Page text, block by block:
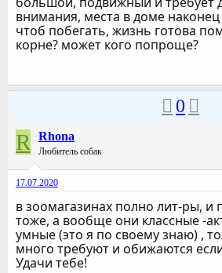
внимания, места в доме наконец
чтоб побегать, жизнь готова
корне? может кого попроще?
0
R Rhona
Любитель собак
17.07.2020
в зоомагазинах полно лит-ры, и
тоже, а вообще они классные -
умные (это я по своему знаю) ,
много требуют и обижаются
Удачи тебе!